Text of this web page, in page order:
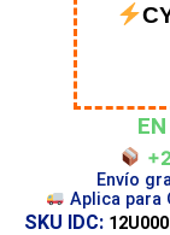
Envío
Aplica para
SKU IDC: